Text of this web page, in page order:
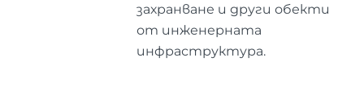
захранване и други обекти
от инженерната
инфраструктура.